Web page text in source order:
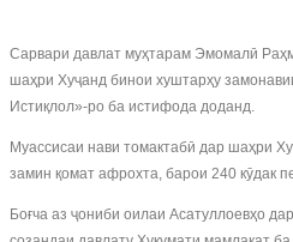
Сарвари давлат муҳтарам Эмомалӣ
шаҳри Хуҷанд бинои хуштарҳу
Истиқлол»-ро ба истифода доданд.
Муассисаи нави томактабӣ дар шаҳри
замин қомат афрохта, барои 240 кӯдак
Боғча аз ҷониби оилаи Асатуллоевҳо